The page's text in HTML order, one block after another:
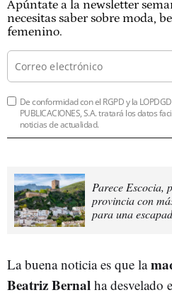
Apúntate a la newsletter
necesitas saber sobre moda,
femenino.
De conformidad con el RGPD y la
PUBLICACIONES, S.A. tratará los datos
noticias de actualidad.
Parece Escocia,
provincia con
para una
La buena noticia es que la
Beatriz Bernal ha desvelado